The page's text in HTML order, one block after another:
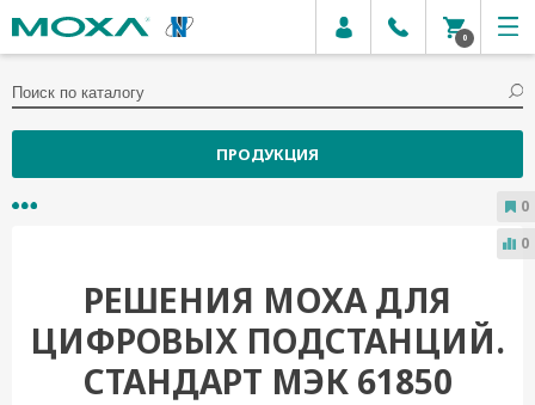
0
ПРОДУКЦИЯ
РЕШЕНИЯ MOXA ДЛЯ
ЦИФРОВЫХ ПОДСТАНЦИЙ.
СТАНДАРТ МЭК 61850
0
0